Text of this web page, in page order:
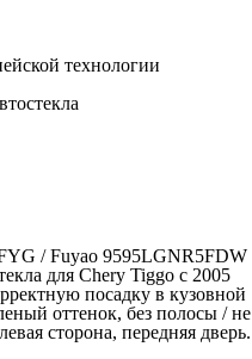
технологии
/ Fuyao 9595LGNR5FDW
для Chery Tiggo с 2005
посадку в кузовной
оттенок, без полосы / не
сторона, передняя дверь.